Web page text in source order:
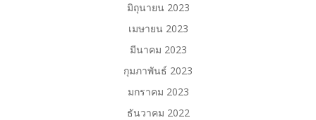
มิถุนายน 2023
เมษายน 2023
มีนาคม 2023
กุมภาพันธ์ 2023
มกราคม 2023
ธันวาคม 2022